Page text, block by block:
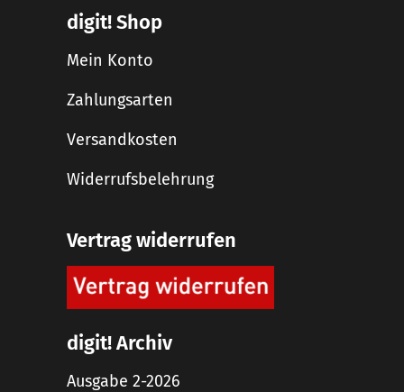
digit! Shop
Mein Konto
Zahlungsarten
Versandkosten
Widerrufsbelehrung
Vertrag widerrufen
digit! Archiv
Ausgabe 2-2026